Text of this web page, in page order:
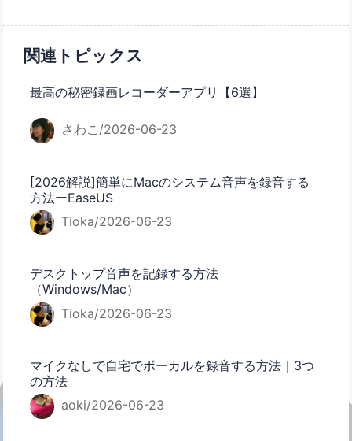
関連トピックス
最高の秘密録画レコーダーアプリ【6選】
さわこ/2026-06-23
[2026解説]簡単にMacのシステム音声を録音する
方法ーEaseUS
Tioka/2026-06-23
デスクトップ音声を記録する方法
（Windows/Mac）
Tioka/2026-06-23
マイクなしで自宅でボーカルを録音する方法｜3つ
の方法
aoki/2026-06-23